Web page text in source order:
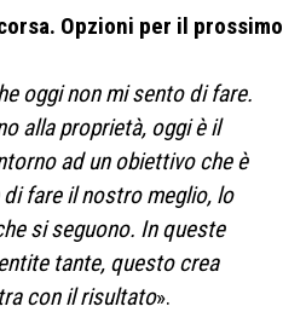
Opzioni per il prossimo
oggi non mi sento di fare.
alla proprietà, oggi è il
ad un obiettivo che è
fare il nostro meglio, lo
si seguono. In queste
tante, questo crea
con il risultato».